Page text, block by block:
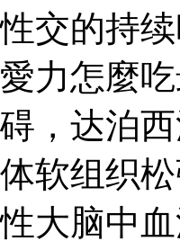
性交的持
愛力怎麼
碍，达泊
体软组织
性大脑中